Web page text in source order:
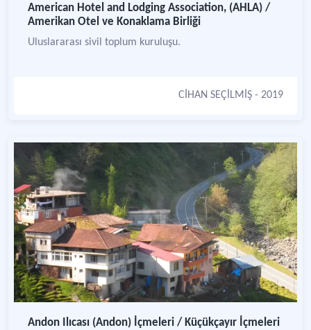
American Hotel and Lodging Association, (AHLA) /
Amerikan Otel ve Konaklama Birliği
Uluslararası sivil toplum kuruluşu.
CİHAN SEÇİLMİŞ - 2019
Andon Ilıcası (Andon) İçmeleri / Küçükçayır İçmeleri